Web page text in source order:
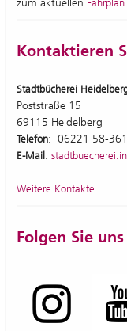
HEISS AUF
zum aktuellen Fahrplan
Kontaktieren
Stadtbücherei
Poststraße 15
69115 Heidelberg
Telefon: 06221 58-
E-Mail :
Weitere Kontakte
Folgen Sie uns